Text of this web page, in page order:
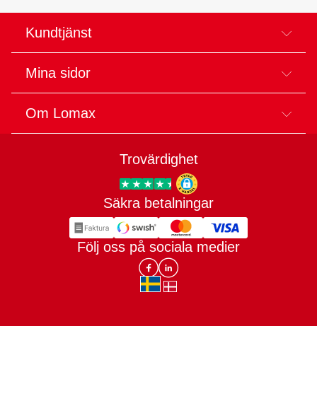
Kundtjänst
Mina sidor
Om Lomax
Trovärdighet
Trygg E-handel
Säkra betalningar
Följ oss på sociala medier
Lomax DK Facebook
Lomax SE LinkIn
sv-SEda-DK